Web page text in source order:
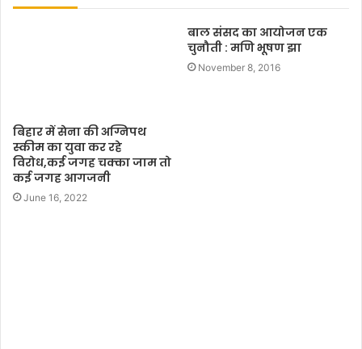
e
बिहार में सेना की अग्निपथ
स्कीम का युवा कर रहे
विरोध,कई जगह चक्का जाम तो
कई जगह आगजनी
June 16, 2022
बाल संसद का आयोजन एक
चुनौती : मणि भूषण झा
November 8, 2016